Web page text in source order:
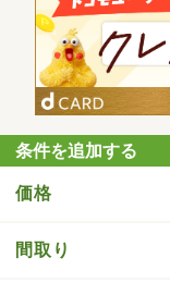
条件を追加する
価格
間取り